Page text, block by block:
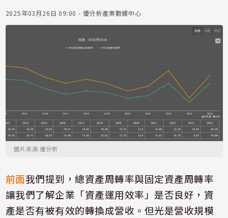
2025年03月26日 09:00 - 優分析產業數據中心
圖片來源:優分析
前面我們提到，總資產周轉率與固定資產周轉率
讓我們了解企業「資產運用效率」是否良好，資
產是否有被有效的轉換成營收。但光是營收規模